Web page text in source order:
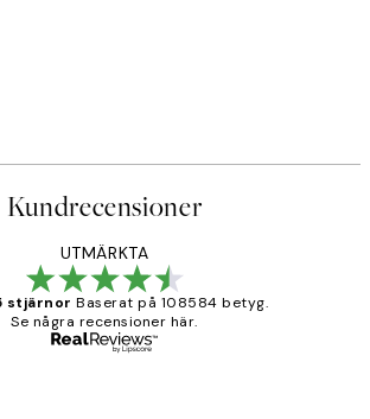
Kundrecensioner
UTMÄRKTA
stjärnor Baserat på 108584 betyg.
Se några recensioner här.